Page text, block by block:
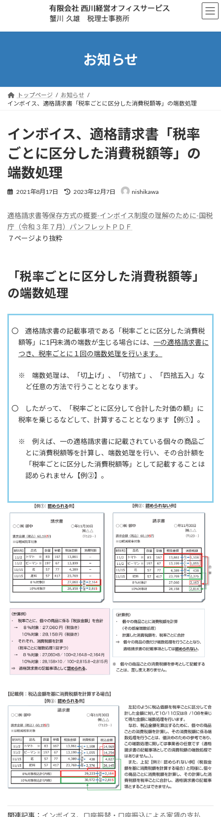
ン
ー
お知らせ
トップページ
お知らせ
インボイス、適格請求書「税率ごとに区分した消費税額等」の端数処理
インボイス、適格請求書「税率
ごとに区分した消費税額等」の
端数処理
2021年8月17日
最
新
日
2023年12月7日 nishikawa
適格請求書等保存方式の概要-インボイス制度の理解のために-国税
庁（令和３年７月）パンフレットＰＤＦ
７ページより抜粋
「税率ごとに区分した消費税額等」
の端数処理
〇 適格請求書の記載事項である「税率ごとに区分した消費税
額等」に1円未満の端数が生じる場合には、 一の適格請求書に
つき、税率ごとに１回の端数処理を行います。
※ 端数処理は、「切上げ」、「切捨て」、「四捨五入」な
ど任意の方法で行うこととなります。
〇 したがって、「税率ごとに区分して合計した対価の額」に
税率を乗じるなどして、計算することとなります【例①】。
※ 例えば、一の適格請求書に記載されている個々の商品ご
とに消費税額等を計算し、端数処理を行い、その合計額を
「税率ごとに区分した消費税額等」として記載することは
認められません【例②】。
関連記事： インボイス、口座振替・口座振込による家賃の支払